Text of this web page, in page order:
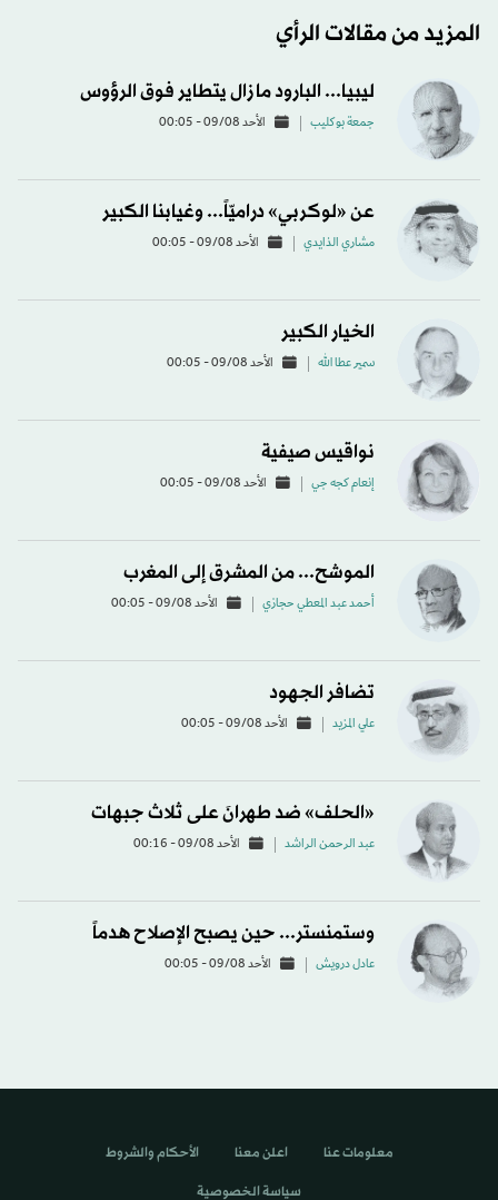
المزيد من مقالات الرأي
ليبيا... البارود ما زال يتطاير فوق الرؤوس
جمعة بوكليب الأحد 09/08 - 00:05
عن «لوكربي» دراميّاً... وغيابنا الكبير
مشاري الذايدي الأحد 09/08 - 00:05
الخيار الكبير
سمير عطا الله الأحد 09/08 - 00:05
نواقيس صيفية
إنعام كجه جي الأحد 09/08 - 00:05
الموشح... من المشرق إلى المغرب
أحمد عبد المعطي حجازي الأحد 09/08 - 00:05
تضافر الجهود
علي المزيد الأحد 09/08 - 00:05
«الحلف» ضد طهرانَ على ثلاث جبهات
عبد الرحمن الراشد الأحد 09/08 - 00:16
وستمنستر... حين يصبح الإصلاح هدماً
عادل درويش الأحد 09/08 - 00:05
معلومات عنا اعلن معنا الأحكام والشروط
سياسة الخصوصية